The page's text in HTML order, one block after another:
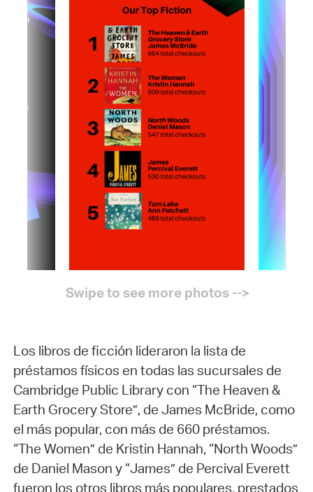
Los libros de ficción lideraron la lista de
préstamos físicos en todas las sucursales de
Cambridge Public Library con “The Heaven &
Earth Grocery Store”, de James McBride, como
el más popular, con más de 660 préstamos.
“The Women” de Kristin Hannah, “North Woods”
de Daniel Mason y “James” de Percival Everett
fueron los otros libros más populares, prestados